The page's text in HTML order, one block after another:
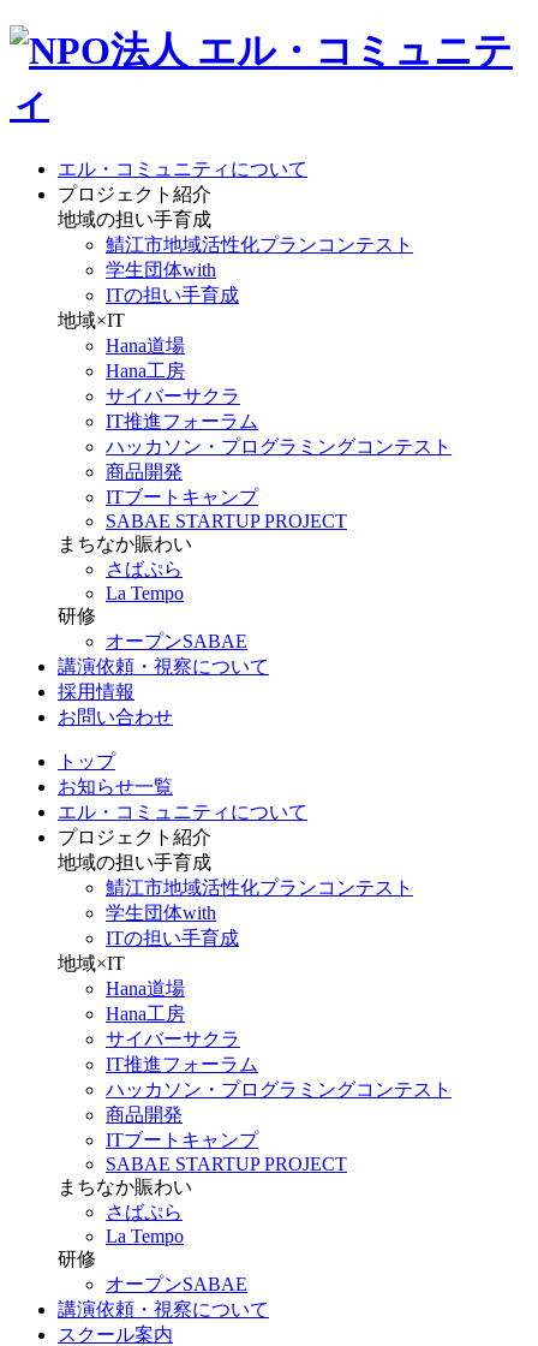
エル・コミュニティについて
プロジェクト紹介
地域の担い手育成
鯖江市地域活性化プランコンテスト
学生団体with
ITの担い手育成
地域×IT
Hana道場
Hana工房
サイバーサクラ
IT推進フォーラム
ハッカソン・プログラミングコンテスト
商品開発
ITブートキャンプ
SABAE STARTUP PROJECT
まちなか賑わい
さばぷら
La Tempo
研修
オープンSABAE
講演依頼・視察について
採用情報
お問い合わせ
トップ
お知らせ一覧
エル・コミュニティについて
プロジェクト紹介
地域の担い手育成
鯖江市地域活性化プランコンテスト
学生団体with
ITの担い手育成
地域×IT
Hana道場
Hana工房
サイバーサクラ
IT推進フォーラム
ハッカソン・プログラミングコンテスト
商品開発
ITブートキャンプ
SABAE STARTUP PROJECT
まちなか賑わい
さばぷら
La Tempo
研修
オープンSABAE
講演依頼・視察について
スクール案内